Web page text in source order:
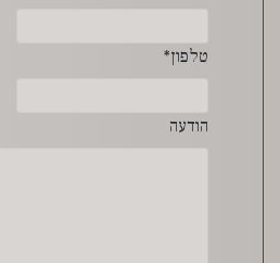
טלפון*
הודעה